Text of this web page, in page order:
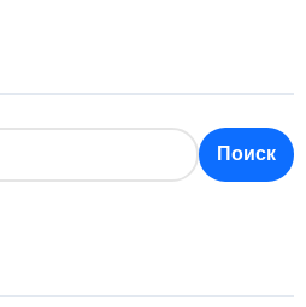
Поиск